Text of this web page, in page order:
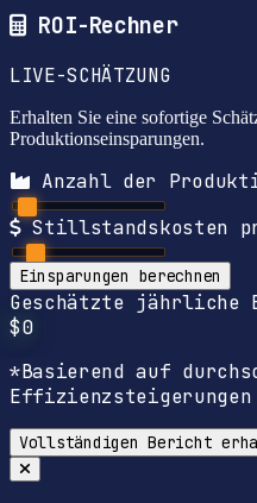
ROI-Rechner
LIVE-SCHÄTZUNG
Erhalten Sie eine sofortige
Produktionseinsparungen.
Anzahl der
Stillstandskosten
Einsparungen berechnen
Geschätzte jährliche
$0
*Basierend auf
Effizienzsteigerungen
Vollständigen Bericht